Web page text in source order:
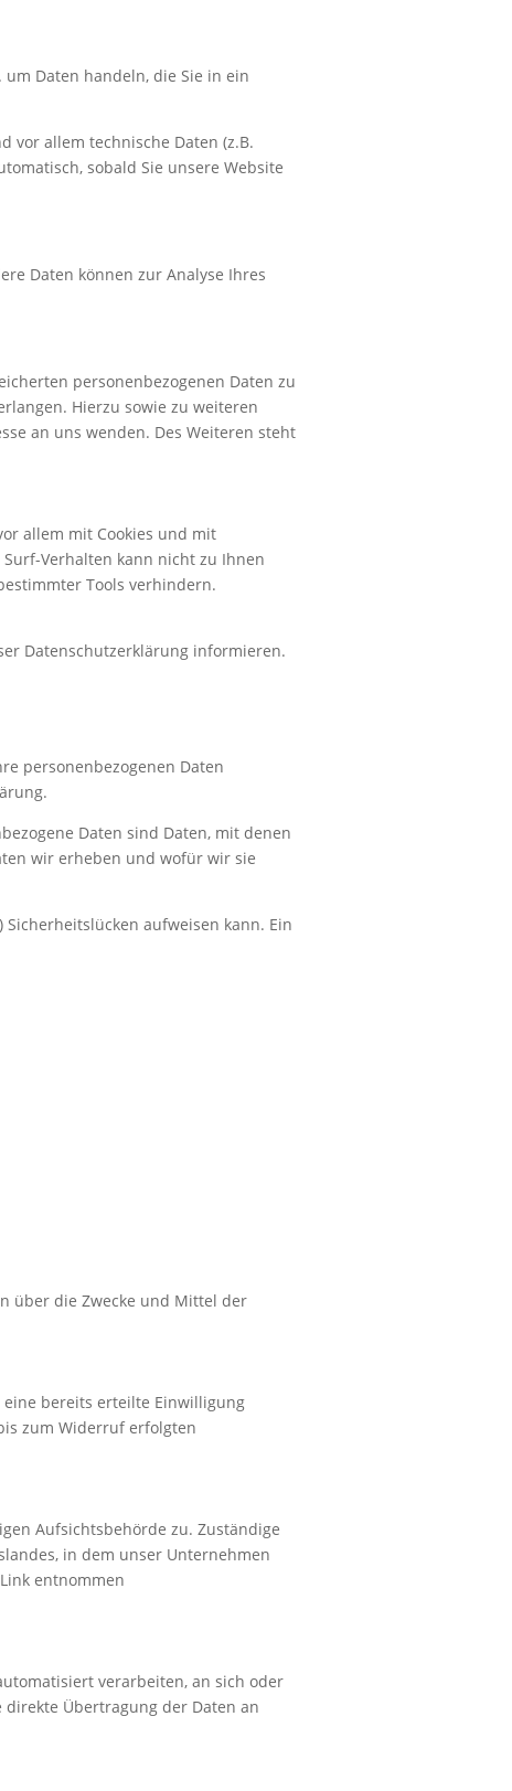
Daten handeln, die Sie in ein
vor allem technische Daten (z.B.
sobald Sie unsere Website
Daten können zur Analyse Ihres
personenbezogenen Daten zu
Hierzu sowie zu weiteren
an uns wenden. Des Weiteren steht
allem mit Cookies und mit
Verhalten kann nicht zu Ihnen
Tools verhindern.
Datenschutzerklärung informieren.
personenbezogenen Daten
Daten sind Daten, mit denen
wir erheben und wofür wir sie
aufweisen kann. Ein
über die Zwecke und Mittel der
bereits erteilte Einwilligung
zum Widerruf erfolgten
Aufsichtsbehörde zu. Zuständige
in dem unser Unternehmen
entnommen
verarbeiten, an sich oder
Übertragung der Daten an